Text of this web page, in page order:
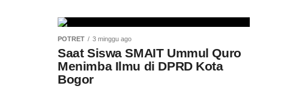
POTRET 3 minggu ago
Saat Siswa SMAIT Ummul Quro
Menimba Ilmu di DPRD Kota
Bogor